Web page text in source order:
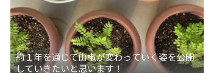
約１年を通じて山椒が変わっていく姿を公開
していきたいと思います！